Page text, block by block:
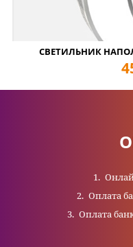
СВЕТИЛЬНИК
Оплата
Оплата